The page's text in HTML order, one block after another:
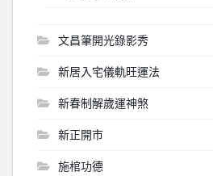
文昌筆開光錄影秀
新居入宅儀軌旺運法
新春制解歲運神煞
新正開市
施棺功德